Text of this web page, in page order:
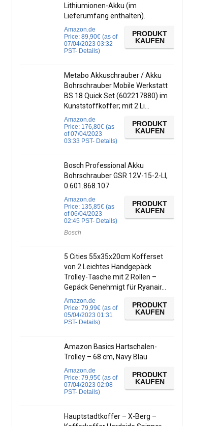
Lithiumionen-Akku (im
Lieferumfang enthalten).
Amazon.de
Price: 89,90€ (as of
07/04/2023 03:32
PST- Details)
PRODUKT
KAUFEN
Metabo Akkuschrauber / Akku
Bohrschrauber Mobile Werkstatt
BS 18 Quick Set (602217880) im
Kunststoffkoffer; mit 2 Li…
Amazon.de
Price: 176,80€ (as
of 07/04/2023
03:33 PST- Details)
PRODUKT
KAUFEN
Bosch Professional Akku
Bohrschrauber GSR 12V-15-2-LI,
0.601.868.107
Amazon.de
Price: 135,85€ (as
of 06/04/2023
02:45 PST- Details)
Bosch
PRODUKT
KAUFEN
5 Cities 55x35x20cm Kofferset
von 2 Leichtes Handgepäck
Trolley-Tasche mit 2 Rollen –
Gepäck Genehmigt für Ryanair…
Amazon.de
Price: 79,99€ (as of
05/04/2023 01:31
PST- Details)
PRODUKT
KAUFEN
Amazon Basics Hartschalen-
Trolley – 68 cm, Navy Blau
Amazon.de
Price: 79,95€ (as of
07/04/2023 02:08
PST- Details)
PRODUKT
KAUFEN
Hauptstadtkoffer – X-Berg –